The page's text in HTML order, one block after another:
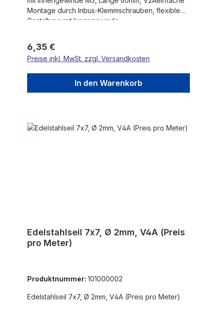
Montage durch Inbus-Klemmschrauben, flexible
Gestaltung mit Innengewinde
Regulärer Preis:
6,35 €
Preise inkl. MwSt. zzgl. Versandkosten
In den Warenkorb
Edelstahlseil 7x7, Ø 2mm, V4A (Preis
pro Meter)
Produktnummer: 101000002
Edelstahlseil 7x7, Ø 2mm, V4A (Preis pro Meter)